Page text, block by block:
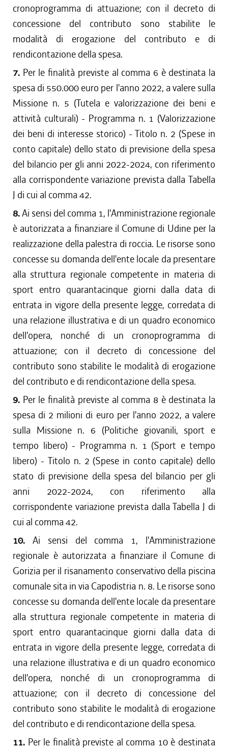
cronoprogramma di attuazione; con il decreto di
concessione del contributo sono stabilite le
modalità di erogazione del contributo e di
rendicontazione della spesa.
7. Per le finalità previste al comma 6 è destinata la
spesa di 550.000 euro per l'anno 2022, a valere sulla
Missione n. 5 (Tutela e valorizzazione dei beni e
attività culturali) - Programma n. 1 (Valorizzazione
dei beni di interesse storico) - Titolo n. 2 (Spese in
conto capitale) dello stato di previsione della spesa
del bilancio per gli anni 2022-2024, con riferimento
alla corrispondente variazione prevista dalla Tabella
J di cui al comma 42.
8.Ai sensi del comma 1, l'Amministrazione regionale
è autorizzata a finanziare il Comune di Udine per la
realizzazione della palestra di roccia. Le risorse sono
concesse su domanda dell'ente locale da presentare
alla struttura regionale competente in materia di
sport entro quarantacinque giorni dalla data di
entrata in vigore della presente legge, corredata di
una relazione illustrativa e di un quadro economico
dell'opera, nonché di un cronoprogramma di
attuazione; con il decreto di concessione del
contributo sono stabilite le modalità di erogazione
del contributo e di rendicontazione della spesa.
9. Per le finalità previste al comma 8 è destinata la
spesa di 2 milioni di euro per l'anno 2022, a valere
sulla Missione n. 6 (Politiche giovanili, sport e
tempo libero) - Programma n. 1 (Sport e tempo
libero) - Titolo n. 2 (Spese in conto capitale) dello
stato di previsione della spesa del bilancio per gli
anni 2022-2024, con riferimento alla
corrispondente variazione prevista dalla Tabella J di
cui al comma 42.
10. Ai sensi del comma 1, l'Amministrazione
regionale è autorizzata a finanziare il Comune di
Gorizia per il risanamento conservativo della piscina
comunale sita in via Capodistria n. 8. Le risorse sono
concesse su domanda dell'ente locale da presentare
alla struttura regionale competente in materia di
sport entro quarantacinque giorni dalla data di
entrata in vigore della presente legge, corredata di
una relazione illustrativa e di un quadro economico
dell'opera, nonché di un cronoprogramma di
attuazione; con il decreto di concessione del
contributo sono stabilite le modalità di erogazione
del contributo e di rendicontazione della spesa.
11. Per le finalità previste al comma 10 è destinata